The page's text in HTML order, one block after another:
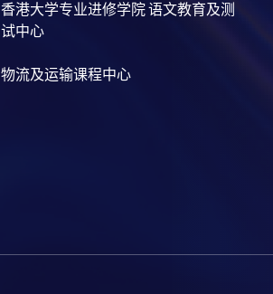
香港大学专业进修学院 语文教育及测
试中心
物流及运输课程中心